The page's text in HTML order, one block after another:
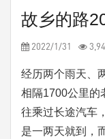
故乡的路
2022/1/31
经历两个雨天、
相隔1700公里
往乘过长途汽车
是一两天就到，